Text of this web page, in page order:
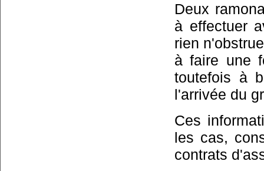
Deux
à effectuer
rien
à faire une
toutefois à
l'arrivée du
Ces
les cas,
contrats